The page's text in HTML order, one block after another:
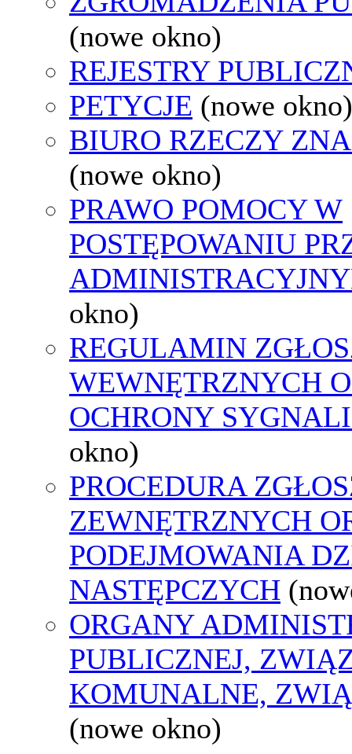
(nowe okno)
REJESTRY
PETYCJE (nowe okno)
BIURO RZECZY
(nowe okno)
PRAWO POMOCY W
POSTĘPOWANIU
okno)
REGULAMIN
WEWNĘTRZNYCH
OCHRONY
okno)
PROCEDURA
ZEWNĘTRZNYCH
PODEJMOWANIA
NASTĘPCZYCH
ORGANY
PUBLICZNEJ,
KOMUNALNE,
(nowe okno)